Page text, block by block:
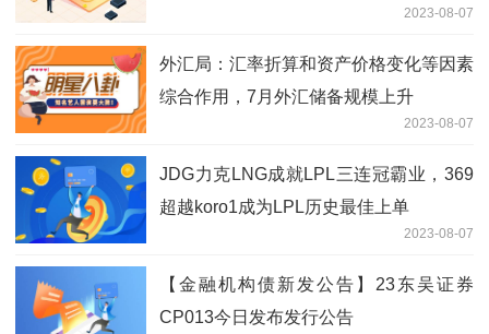
2023-08-07
外汇局：汇率折算和资产价格变化等因素
综合作用，7月外汇储备规模上升
2023-08-07
JDG力克LNG成就LPL三连冠霸业，369
超越koro1成为LPL历史最佳上单
2023-08-07
【金融机构债新发公告】23东吴证券
CP013今日发布发行公告